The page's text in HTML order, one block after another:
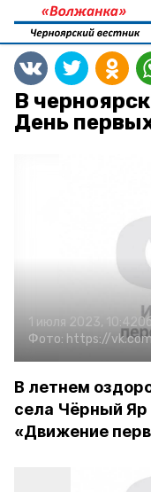
В
День
1 июля 2023, 10:42
Фото: https://
В летнем
села Чёрный
«Движение